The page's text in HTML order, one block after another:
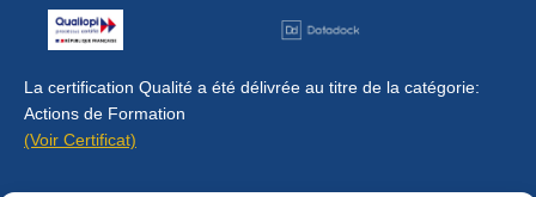
La certification Qualité a été délivrée au titre de la catégorie:
Actions de Formation
(Voir Certificat)